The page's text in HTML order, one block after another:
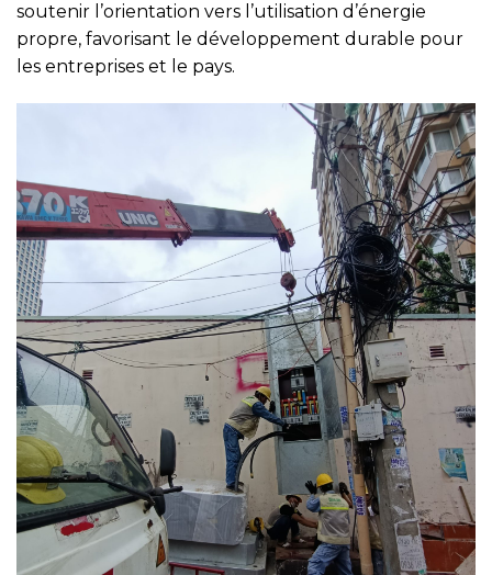
soutenir l’orientation vers l’utilisation d’énergie
propre, favorisant le développement durable pour
les entreprises et le pays.